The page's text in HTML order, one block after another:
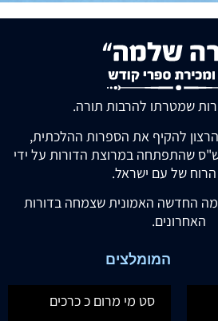
שמטרתו להרבות תורה.
להקיף את הספרות ההלכתית,
שהתפתחה במרוצת הדורות על ידי
הרוח של עם ישראל.
החדשה האמונית שצמחה בדורות
האחרונים.
המומלצים
סט מי מרום כ כרכים